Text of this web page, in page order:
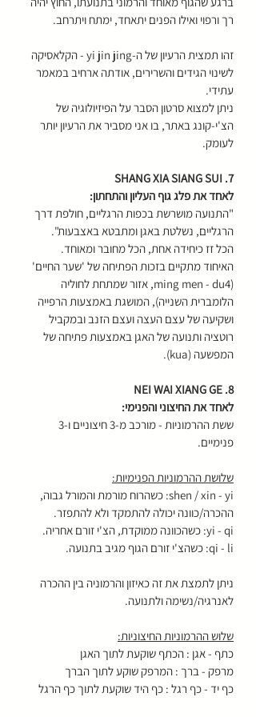
רך ורפוי ואילו הפנים יתאחד, ימתח ויתרחב.
זהו תמצית הרעיון של ה-yi jin jing - הקלאסיקה
לשינוי הגידים והשרירים, אודתה ארחיב במאמר
עתידי.
ניתן למצוא סרטון הסבר על הפיזיולוגיה של
הצ'י-קונג באתר, בו אני מסביר את הרעיון יותר
לעומק.
7. SHANG XIA SIANG SUI
לאחד את פלג גוף העליון והתחתון:
"התנועה מושרשת בכפות הרגליים, חולפת דרך
הרגליים, נשלטת באגן ומתבטא באצבעות".
הכל זז כיחידה אחת, הכל מחובר ומאוחד.
האיחוד מתקיים בזכות הפתיחה של 'שער החיים'
(ming men - du4, אזור שמתחת לחוליה
הלומברית השנייה), המושגת באמצעות הרפייה
ושקיעה של עצם העצה ועצם הזנב ובמקביל
רוטציה ותנועה של האגן באמצעות פתיחה של
המפשעה (kua).
8. NEI WAI XIANG GE
לאחד את החיצוני והפנימי:
פנימיים.
שלושת ההרמוניות הפנימיות:
shen / xin - yi: כשהרוח מורמת והמורל גבוה,
ההכרה/כוונה יכולה להתמקד ולא להתפזר.
yi - qi: כשהכוונה ממוקדת, הצ'י זורם אחריה.
qi - li: כשהצ'י זורם הגוף מגיב בתנועה.
ניתן לתמצת את זה כאיזון והרמוניה בין ההכרה
לאנרגיה/נשימה ולתנועה.
שלוש ההרמוניות החיצוניות:
כתף - אגן : הכתף שוקעת לתוך האגן
מרפק - ברך : המרפק שוקע לתוך הברך
כף יד - כף רגל : כף היד שוקעת לתוך כף הרגל